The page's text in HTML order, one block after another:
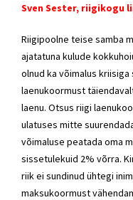
Sven Sester, riigikogu
Riigipoolne teise samba
ajatatuna kulude
olnud ka võimalus
laenukoormust
laenu. Otsus riigi
ulatuses mitte
võimaluse peatada oma
sissetulekuid 2% võrra.
riik ei sundinud ühtegi
maksukoormust